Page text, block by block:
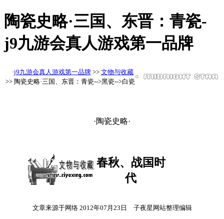
陶瓷史略·三国、东晋：青瓷-
j9九游会真人游戏第一品牌
·j9九游会真人游戏第一品牌 >> 文物与收藏
>> 陶瓷史略·三国、东晋：青瓷-->黑瓷-->白瓷
·陶瓷史略·
春秋、战国时
代
文章来源于网络 2012年07月23日 子夜星网站整理编辑